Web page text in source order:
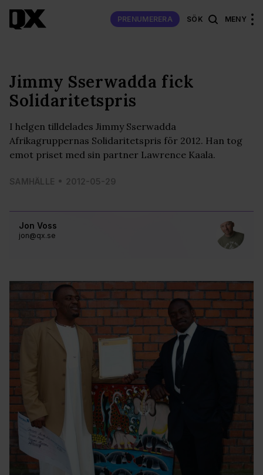
PRENUMERERA SÖK MENY
Jon Voss
jon@qx.se
Jimmy Sserwadda fick
Solidaritetspris
I helgen tilldelades Jimmy Sserwadda
Afrikagruppernas Solidaritetspris för 2012. Han tog
emot priset med sin partner Lawrence Kaala.
SAMHÄLLE 2012-05-29